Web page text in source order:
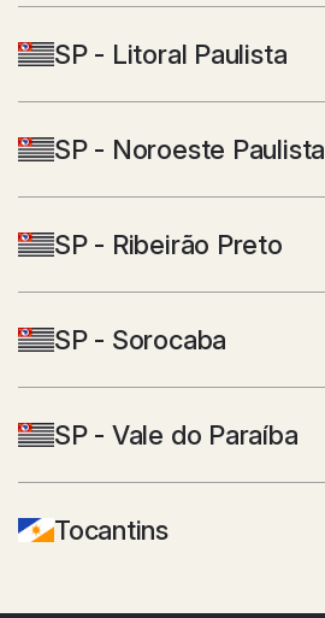
SP - Litoral Paulista
SP - Noroeste Paulista
SP - Ribeirão Preto
SP - Sorocaba
SP - Vale do Paraíba
Tocantins